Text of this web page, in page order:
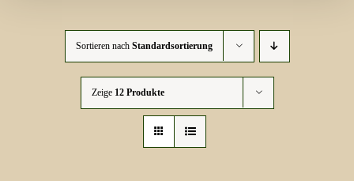
Sortieren nach Standardsortierung
Zeige 12 Produkte